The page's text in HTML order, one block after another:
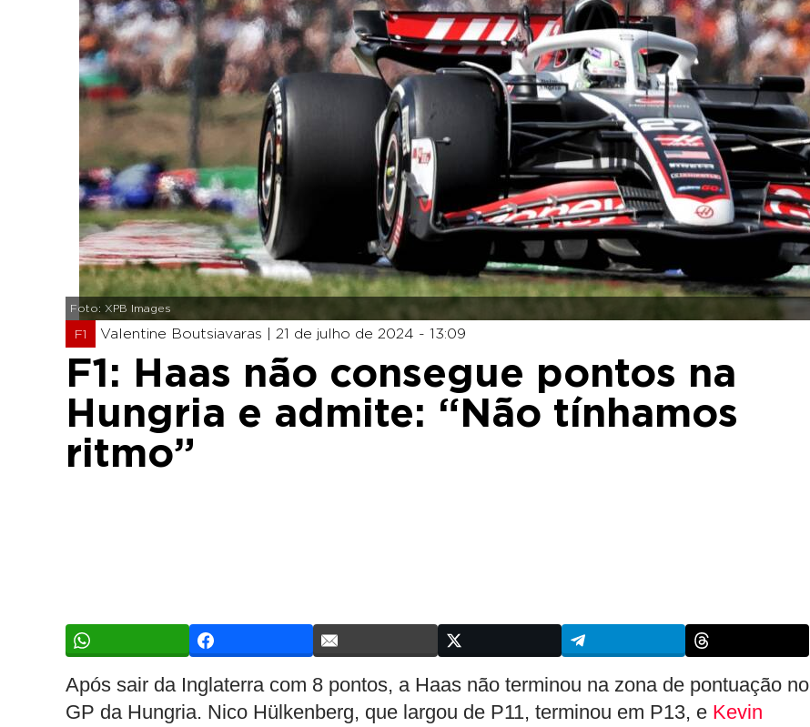
Foto: XPB Images
F1 Valentine Boutsiavaras | 21 de julho de 2024 - 13:09
F1: Haas não consegue pontos na
Hungria e admite: “Não tínhamos
ritmo”
Após sair da Inglaterra com 8 pontos, a Haas não terminou na zona de pontuação no
GP da Hungria. Nico Hülkenberg, que largou de P11, terminou em P13, e Kevin